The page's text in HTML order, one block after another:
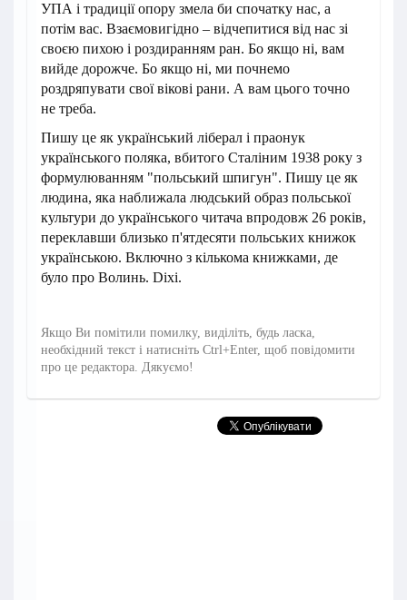
УПА і традиції опору змела би спочатку нас, а
потім вас. Взаємовигідно – відчепитися від нас зі
своєю пихою і роздиранням ран. Бо якщо ні, вам
вийде дорожче. Бо якщо ні, ми почнемо
роздряпувати свої вікові рани. А вам цього точно
не треба.
Пишу це як український ліберал і праонук
українського поляка, вбитого Сталіним 1938 року з
формулюванням "польський шпигун". Пишу це як
людина, яка наближала людський образ польської
культури до українського читача впродовж 26 років,
переклавши близько п'ятдесяти польських книжок
українською. Включно з кількома книжками, де
було про Волинь. Dixi.
Якщо Ви помітили помилку, виділіть, будь ласка,
необхідний текст і натисніть Ctrl+Enter, щоб повідомити
про це редактора. Дякуємо!